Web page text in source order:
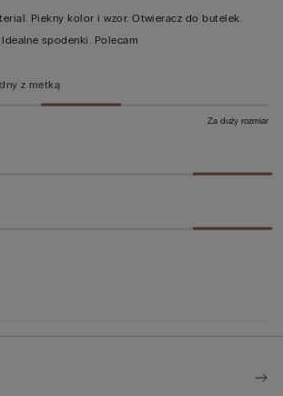
Piekny kolor i wzor. Otwieracz do butelek.
spodenki. Polecam
z metką
Za duży rozmiar